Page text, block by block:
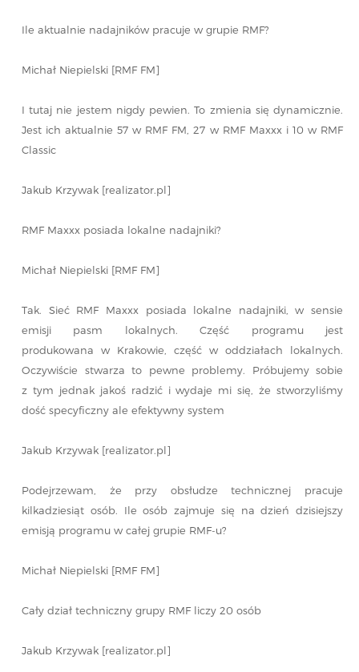
Ile aktualnie nadajników pracuje w grupie RMF?
Michał Niepielski [RMF FM]
I tutaj nie jestem nigdy pewien. To zmienia się dynamicznie.
Jest ich aktualnie 57 w RMF FM, 27 w RMF Maxxx i 10 w RMF
Classic
Jakub Krzywak [realizator.pl]
RMF Maxxx posiada lokalne nadajniki?
Michał Niepielski [RMF FM]
Tak. Sieć RMF Maxxx posiada lokalne nadajniki, w sensie
emisji pasm lokalnych. Część programu jest
produkowana w Krakowie, część w oddziałach lokalnych.
Oczywiście stwarza to pewne problemy. Próbujemy sobie
z tym jednak jakoś radzić i wydaje mi się, że stworzyliśmy
dość specyficzny ale efektywny system
Jakub Krzywak [realizator.pl]
Podejrzewam, że przy obsłudze technicznej pracuje
kilkadziesiąt osób. Ile osób zajmuje się na dzień dzisiejszy
emisją programu w całej grupie RMF-u?
Michał Niepielski [RMF FM]
Cały dział techniczny grupy RMF liczy 20 osób
Jakub Krzywak [realizator.pl]